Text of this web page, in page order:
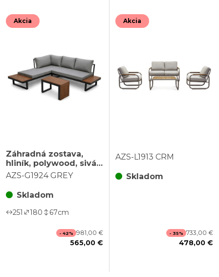
Akcia
Záhradná zostava,
hliník, polywood, sivá,
AZS-G1924 GREY
AZS-G1924 GREY
Skladom
251 180 67cm
- 42% 981,00 €
565,00 €
Akcia
AZS-L1913 CRM
Skladom
- 35% 733,00 €
478,00 €